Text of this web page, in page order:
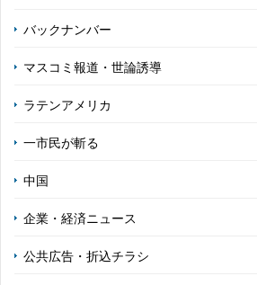
バックナンバー
マスコミ報道・世論誘導
ラテンアメリカ
一市民が斬る
中国
企業・経済ニュース
公共広告・折込チラシ